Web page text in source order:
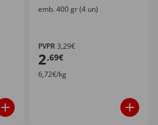
emb. 400 gr (4 un)
PVPR3,29€
2,69€
6,72€/kg